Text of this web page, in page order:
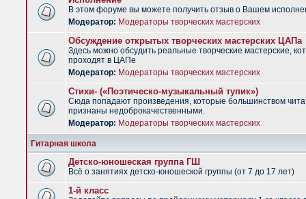
В этом форуме вы можете получить отзыв о Вашем
Модератор: Модераторы творческих мастерских
Обсуждение открытых творческих мастерских ЦАПа
Здесь можно обсудить реальные творческие мастерские,
проходят в ЦАПе
Модератор: Модераторы творческих мастерских
Стихи- («Поэтическо-музыкальный тупик»)
Сюда попадают произведения, которые большинством
признаны недоброкачественными.
Модератор: Модераторы творческих мастерских
Гитарная школа
Детско-юношеская группа ГШ
Всё о занятиях детско-юношеской группы (от 7 до 17 лет)
1-й класс